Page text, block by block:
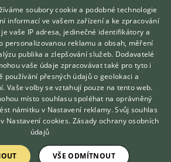
- Prodám korely stáří 3 měsíce 1
450 Kč.
Uherské Hradiště
oherajar...
více inzerátů (1782)
Hledáte zvířecího kamaráda?
Zdarma vám poradí
VETERINÁŘ ONLINE
KONZULTOVAT S
VETERINÁŘEM
soubory cookie a podobné technologie
informací ve vašem zařízení a ke zpracování
vaše IP adresa, jedinečné identifikátory a
personalizovanou reklamu a obsah, měření
publika a zlepšování služeb. Dodavatelé
vaše údaje zpracovávat také pro tyto i
používání přesných údajů o geolokaci a
Vaše volby se vztahují pouze na tento web.
místo souhlasu spoléhat na oprávněný
námitku v Nastavení reklamy. Svůj souhlas
Nastavení cookies. Zásady ochrany osobních
údajů
VŠE ODMÍTNOUT